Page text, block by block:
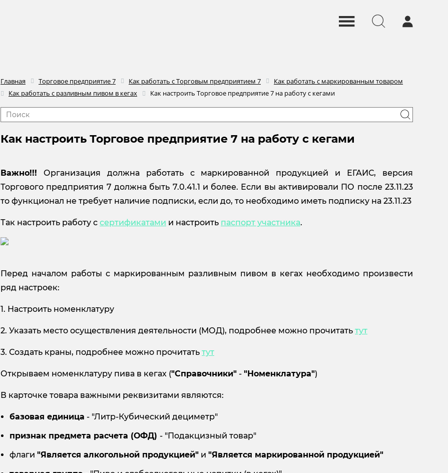
Главная Торговое предприятие 7 Как работать с Торговым предприятием 7
Как работать с маркированным товаром
Как работать с разливным пивом в кегах
Как настроить Торговое предприятие 7 на работу с кегами
Как настроить Торговое предприятие 7 на работу с кегами
Важно!!! Организация должна работать с маркированной продукцией и ЕГАИС, версия
Торгового предприятия 7 должна быть 7.0.41.1 и более. Если вы активировали ПО после 23.11.23
то функционал не требует наличие подписки, если до, то необходимо иметь подписку на 23.11.23
Так настроить работу с сертификатами и настроить паспорт участника.
Перед началом работы с маркированным разливным пивом в кегах необходимо произвести
ряд настроек:
1. Настроить номенклатуру
2. Указать место осуществления деятельности (МОД), подробнее можно прочитать тут
3. Создать краны, подробнее можно прочитать тут
Открываем номенклатуру пива в кегах ("Справочники" - "Номенклатура")
В карточке товара важными реквизитами являются:
базовая единица - "Литр-Кубический дециметр"
признак предмета расчета (ОФД) - "Подакцизный товар"
флаги "Является алкогольной продукцией" и "Является маркированной продукцией"